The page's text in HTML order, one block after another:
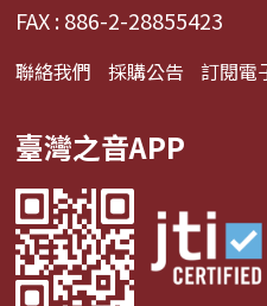
FAX : 886-2-28855423
聯絡我們 採購公告 訂閱電
臺灣之音APP